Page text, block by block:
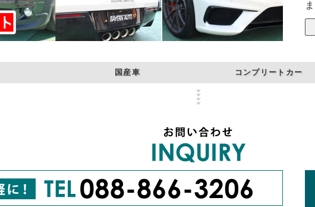
国産車 コンプリートカー